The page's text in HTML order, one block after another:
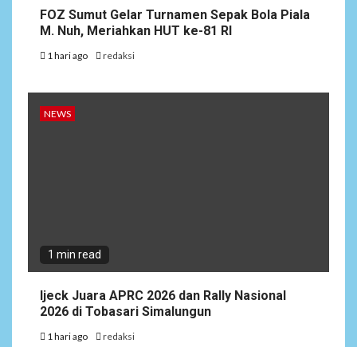
FOZ Sumut Gelar Turnamen Sepak Bola Piala
M. Nuh, Meriahkan HUT ke-81 RI
1 hari ago redaksi
NEWS
1 min read
Ijeck Juara APRC 2026 dan Rally Nasional
2026 di Tobasari Simalungun
1 hari ago redaksi